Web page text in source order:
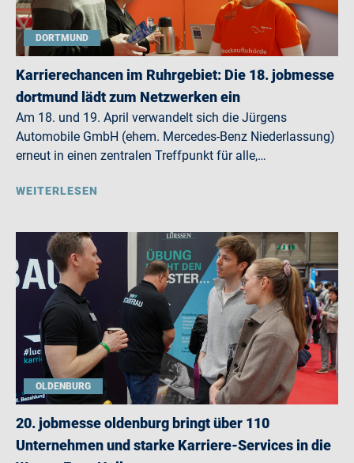
DORTMUND
Karrierechancen im Ruhrgebiet: Die 18. jobmesse
dortmund lädt zum Netzwerken ein
Am 18. und 19. April verwandelt sich die Jürgens
Automobile GmbH (ehem. Mercedes-Benz Niederlassung)
erneut in einen zentralen Treffpunkt für alle,…
WEITERLESEN
OLDENBURG
20. jobmesse oldenburg bringt über 110
Unternehmen und starke Karriere-Services in die